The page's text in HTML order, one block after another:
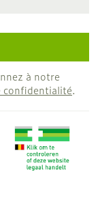
à notre
confidentialité.